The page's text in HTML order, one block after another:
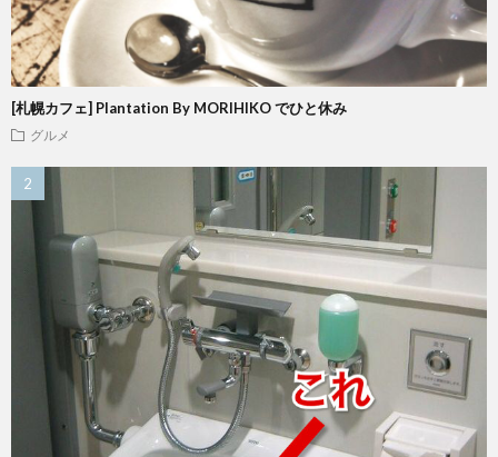
[札幌カフェ] Plantation By MORIHIKO でひと休み
グルメ